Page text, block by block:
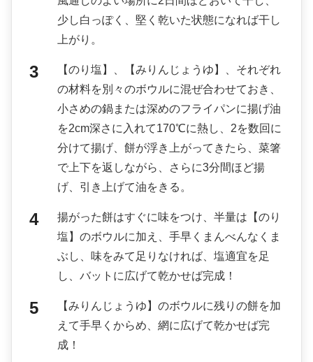
少し白っぽく、堅く乾いた状態になれば干し
上がり。
【のり塩】、【みりんじょうゆ】、それぞれ
の材料を別々のボウルに混ぜ合わせておき、
小さめの鍋または深めのフライパンに揚げ油
を2cm深さに入れて170℃に熱し、2を数回に
分けて揚げ、餅が浮き上がってきたら、菜箸
で上下を返しながら、さらに3分間ほど揚
げ、引き上げて油をきる。
揚がった餅はすぐに味をつけ、半量は【のり
塩】のボウルに加え、手早くまんべんなくま
ぶし、味をみて足りなければ、塩適宜を足
し、バットに広げて乾かせば完成！
【みりんじょうゆ】のボウルに残りの餅を加
えて手早くからめ、網に広げて乾かせば完
成！